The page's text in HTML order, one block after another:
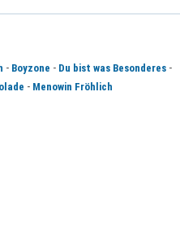
- Boyzone - Du bist was Besonderes-
- Menowin Fröhlich